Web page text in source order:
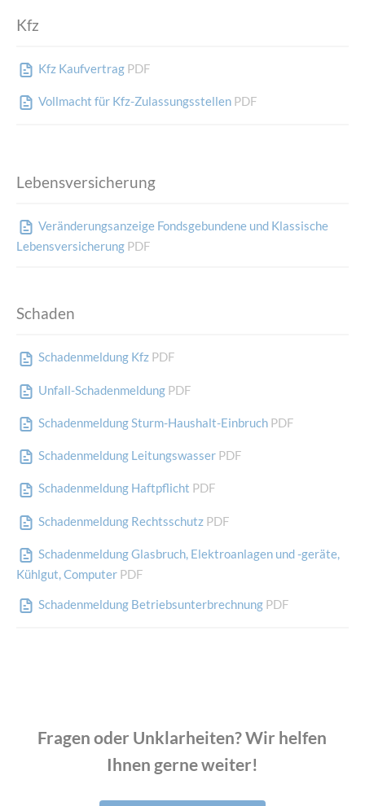
Kfz
Kfz Kaufvertrag PDF
Vollmacht für Kfz-Zulassungsstellen PDF
Lebensversicherung
Veränderungsanzeige Fondsgebundene und Klassische
Lebensversicherung PDF
Schaden
Schadenmeldung Kfz PDF
Unfall-Schadenmeldung PDF
Schadenmeldung Sturm-Haushalt-Einbruch PDF
Schadenmeldung Leitungswasser PDF
Schadenmeldung Haftpflicht PDF
Schadenmeldung Rechtsschutz PDF
Schadenmeldung Glasbruch, Elektroanlagen und -geräte,
Kühlgut, Computer PDF
Schadenmeldung Betriebsunterbrechnung PDF
Fragen oder Unklarheiten? Wir helfen
Ihnen gerne weiter!